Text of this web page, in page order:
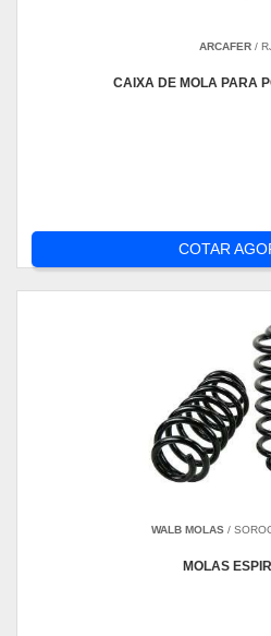
ARCAFER/
CAIXA DE MOLA PARA
COTAR
WALB MOLAS /
MOLAS